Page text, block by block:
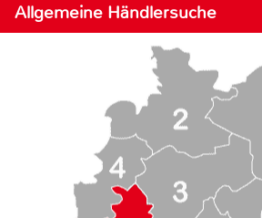
Allgemeine Händlersuche